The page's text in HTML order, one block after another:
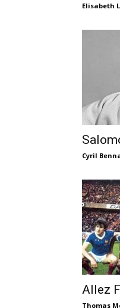
Elisabeth
Cyril
Allez
Thomas